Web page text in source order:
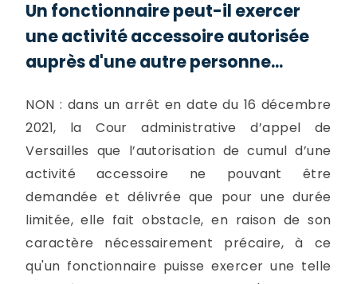
Un fonctionnaire peut-il exercer
une activité accessoire autorisée
auprès d'une autre personne...
NON : dans un arrêt en date du 16 décembre
2021, la Cour administrative d’appel de
Versailles que l’autorisation de cumul d’une
activité accessoire ne pouvant être
demandée et délivrée que pour une durée
limitée, elle fait obstacle, en raison de son
caractère nécessairement précaire, à ce
qu'un fonctionnaire puisse exercer une telle